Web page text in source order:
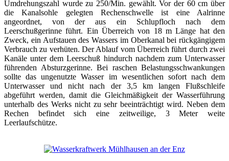
Umdrehungszahl wurde zu 250/Min. gewählt. Vor der 60 cm über
die Kanalsohle gelegten Rechenschwelle ist eine Aalrinne
angeordnet, von der aus ein Schlupfloch nach dem
Leerschußgerinne führt. Ein Überreich von 18 m Länge hat den
Zweck, ein Aufstauen des Wassers im Oberkanal bei rückgängigem
Verbrauch zu verhüten. Der Ablauf vom Überreich führt durch zwei
Kanäle unter dem Leerschuß hindurch nachdem zum Unterwasser
führenden Absturzgerinne. Bei raschen Belastungsschwankungen
sollte das ungenutzte Wasser im wesentlichen sofort nach dem
Unterwasser und nicht nach der 3,5 km langen Flußschleife
abgeführt werden, damit die Gleichmäßigkeit der Wasserführung
unterhalb des Werks nicht zu sehr beeinträchtigt wird. Neben dem
Rechen befindet sich eine zeitweilige, 3 Meter weite
Leerlaufschütze.